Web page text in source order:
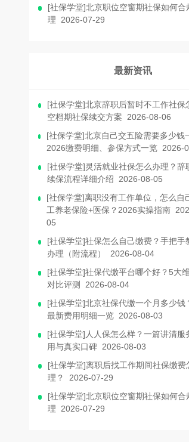
[社保学堂]北京职位空窗期社保如何合
理 2026-07-29
最新资讯
[社保学堂]北京辞职后暂时不工作社保
空档期社保续交方案 2026-08-06
[社保学堂]北京自己交五险需要多少钱
2026缴费明细、参保方式一览 2026-
[社保学堂]灵活就业社保怎么办理？辞
续保流程详细介绍 2026-08-05
[社保学堂]离职没有工作单位，怎么自
工养老保险+医保？2026实操指南
05
[社保学堂]社保怎么自己缴费？手把手
办理（附流程） 2026-08-04
[社保学堂]社保代缴平台哪个好？5大
对比评测 2026-08-04
[社保学堂]北京社保代缴一个月多少钱
最新费用明细一览 2026-08-03
[社保学堂]人人保怎么样？一篇讲清服
用与真实口碑 2026-08-03
[社保学堂]离职后找工作期间社保缴费
理？ 2026-07-29
[社保学堂]北京职位空窗期社保如何合
理 2026-07-29